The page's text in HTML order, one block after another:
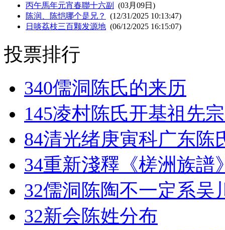
丙午馬年元宵春聯十六副
(03月09日)
陈润、陈恺哪个是兄？
(12/31/2025 10:13:47)
日啖荔枝三百颗发源地 (06/12/2025 16:15:07)
投票排行
340儒洞陈氏的来历
145凌村陈氏开基祖先
84清光绪庚寅科广东陈
34重新淺釋《槎洲族譜
32儒洞陈陶不一定系吴
32新会陈姓分布